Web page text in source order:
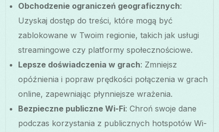
Obchodzenie ograniczeń geograficznych:
Uzyskaj dostęp do treści, które mogą być
zablokowane w Twoim regionie, takich jak usługi
streamingowe czy platformy społecznościowe.
Lepsze doświadczenia w grach: Zmniejsz
opóźnienia i popraw prędkości połączenia w grach
online, zapewniając płynniejsze wrażenia.
Bezpieczne publiczne Wi-Fi: Chroń swoje dane
podczas korzystania z publicznych hotspotów Wi-